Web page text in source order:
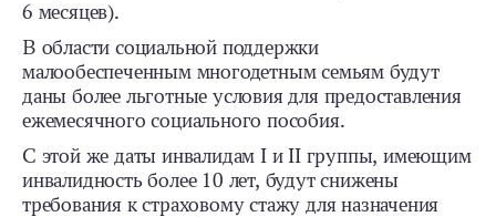
6 месяцев).
В области социальной поддержки
малообеспеченным многодетным семьям будут
даны более льготные условия для предоставления
ежемесячного социального пособия.
С этой же даты инвалидам I и II группы, имеющим
инвалидность более 10 лет, будут снижены
требования к страховому стажу для назначения